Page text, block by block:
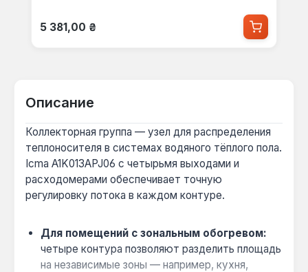
Обычная цена:
5 381,00 ₴
Описание
Коллекторная группа — узел для распределения
теплоносителя в системах водяного тёплого пола.
Icma A1K013APJ06 с четырьмя выходами и
расходомерами обеспечивает точную
регулировку потока в каждом контуре.
Для помещений с зональным обогревом:
четыре контура позволяют разделить площадь
на независимые зоны — например, кухня,